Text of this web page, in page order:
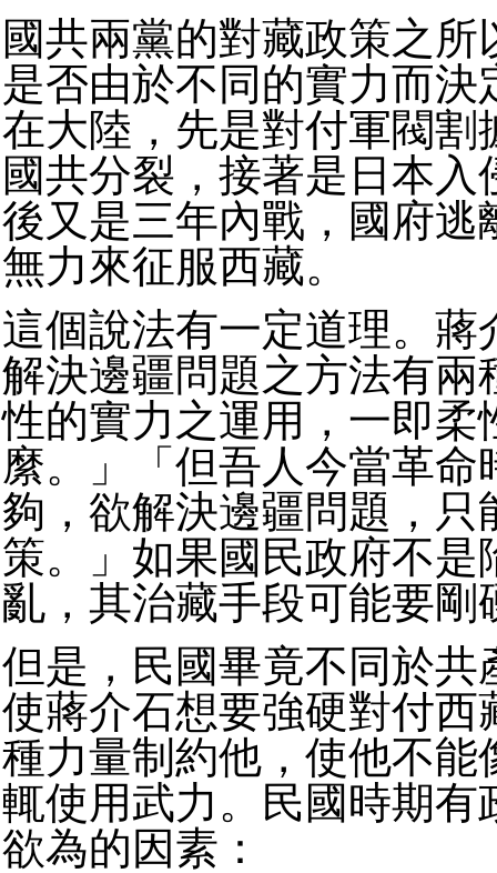
國共兩黨的對藏政策之所
是否由於不同的實力而決
在大陸，先是對付軍閥割
國共分裂，接著是日本入
後又是三年內戰，國府逃
無力來征服西藏。
這個說法有一定道理。蔣
解決邊疆問題之方法有兩
性的實力之運用，一即柔
縻。」「但吾人今當革命
夠，欲解決邊疆問題，只
策。」如果國民政府不是
亂，其治藏手段可能要剛
但是，民國畢竟不同於共
使蔣介石想要強硬對付西
種力量制約他，使他不能
輒使用武力。民國時期有
欲為的因素：